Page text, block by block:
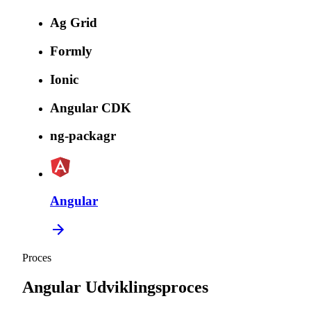
Ag Grid
Formly
Ionic
Angular CDK
ng-packagr
Angular
Proces
Angular Udviklingsproces